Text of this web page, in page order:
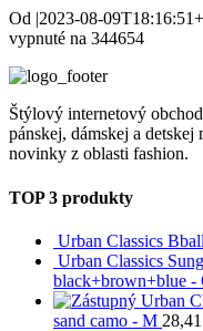
Od |2023-08-
vypnuté na 344654
Štýlový internetový
pánskej, dámskej a
novinky z oblasti fashion.
TOP 3 produkty
Urban Classics
Urban Classics
black+brown+blue -
Urban
sand camo - M 28,41